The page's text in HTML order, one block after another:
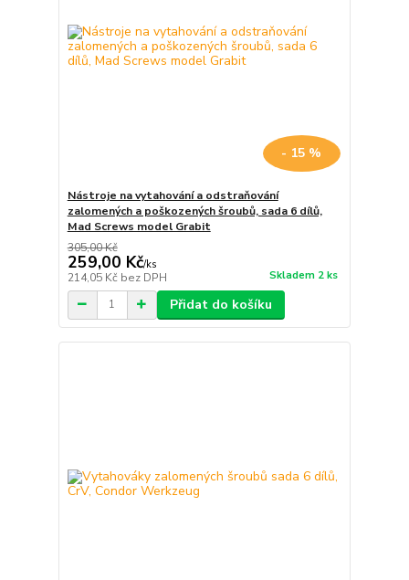
- 15 %
Nástroje na vytahování a odstraňování
zalomených a poškozených šroubů, sada 6 dílů,
Mad Screws model Grabit
305,00 Kč
259,00 Kč/ks
214,05 Kč bez DPH Skladem 2 ks
Přidat do košíku